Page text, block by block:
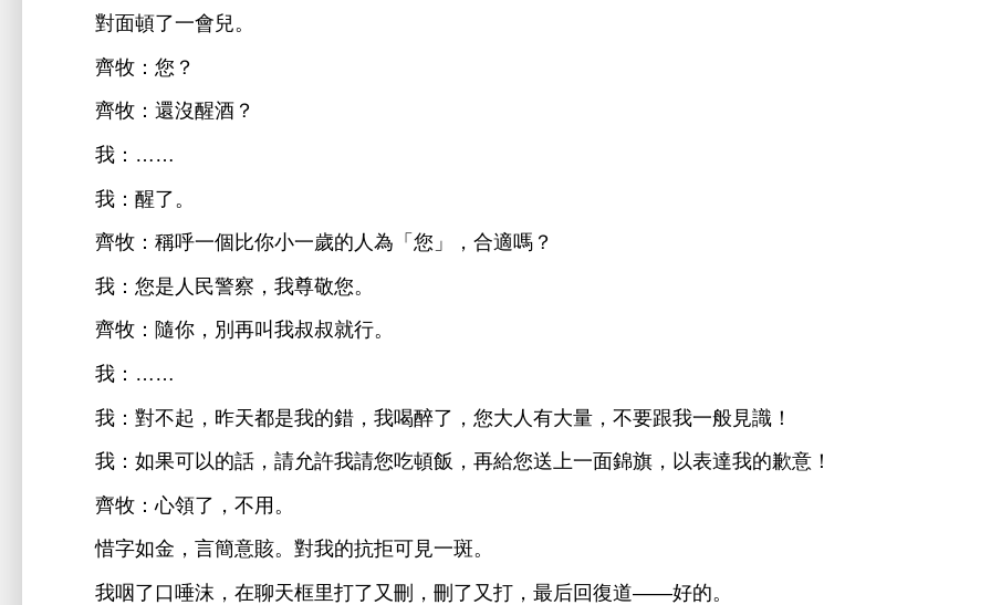
對面頓
兒。
牧：您？
牧：還沒
酒？
：……
：
。
牧：稱呼
個比 歲 為「您」，
適嗎？
：您
民警察，
尊敬您。
牧：隨
，別再叫 叔叔就
。
：……
：對
起，昨 都 錯， 醉 ，您 量， 跟
般見識！
：如果
以 話，請允許 請您 頓飯，再 您送 面錦旗，以表達 歉
！
牧：
領 ，
用。
惜字如
，言簡 賅。對 抗拒 見
斑。
咽
唾沫， 聊 框里打 又刪，刪 又打，最后回復 ——好
。